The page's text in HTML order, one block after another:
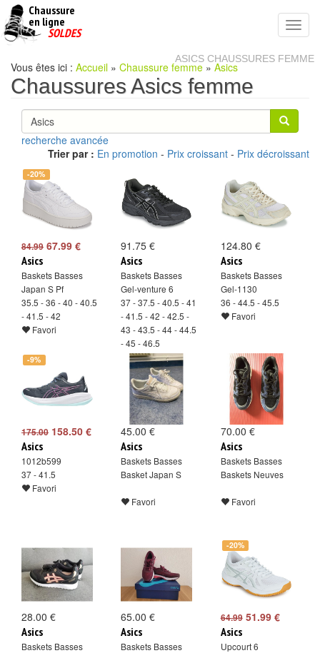
Chaussure
en ligne
pas
SOLDES
ASICS CHAUSSURES FEMME
Vous êtes ici : Accueil » Chaussure femme » Asics
Chaussures Asics femme
recherche avancée
Trier par : En promotion - Prix croissant - Prix décroissant
-20%
84.99 67.99 €
Asics
Baskets Basses
Japan S Pf
35.5 - 36 - 40 - 40.5
- 41.5 - 42
Favori
91.75 €
Asics
Baskets Basses
Gel-venture 6
37 - 37.5 - 40.5 - 41
- 41.5 - 42 - 42.5 -
43 - 43.5 - 44 - 44.5
- 45 - 46.5
Favori
124.80 €
Asics
Baskets Basses
Gel-1130
36 - 44.5 - 45.5
Favori
-9%
175.00 158.50 €
Asics
1012b599
37 - 41.5
Favori
45.00 €
Asics
Baskets Basses
Basket Japan S
Favori
70.00 €
Asics
Baskets Basses
Baskets Neuves
Favori
28.00 €
Asics
Baskets Basses
65.00 €
Asics
Baskets Basses
-20%
64.9951.99 €
Asics
Upcourt 6